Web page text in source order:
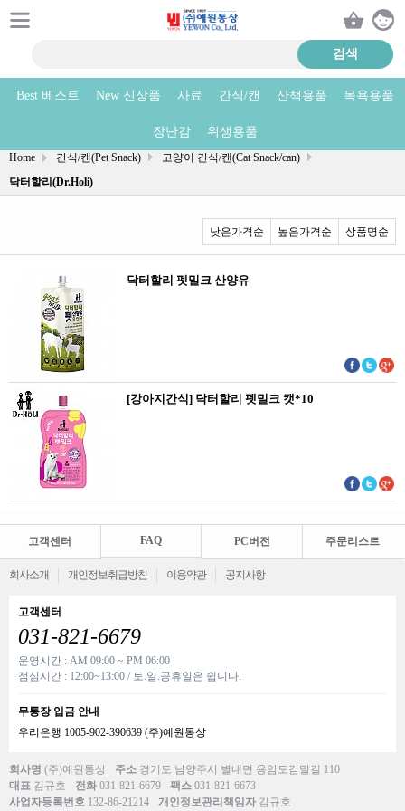
Best 베스트 New 신상품 사료 간식/캔 산책용품 목욕용품
장난감 위생용품
닥터할리(Dr.Holi) 상품리스트
Home 간식/캔(Pet Snack)
고양이 간식/캔(Cat Snack/can)
닥터할리(Dr.Holi)
낮은가격순 높은가격순 상품명순
닥터할리 펫밀크 산양유
[강아지간식] 닥터할리 펫밀크 캣*10
고객센터 FAQ PC버전 주문리스트
회사소개 개인정보취급방침 이용약관 공지사항
고객센터
031-821-6679
운영시간 : AM 09:00 ~ PM 06:00
점심시간 : 12:00~13:00 / 토.일.공휴일은 쉽니다.
무통장 입금 안내
우리은행 1005-902-390639 (주)예원통상
회사명 (주)예원통상 주소 경기도 남양주시 별내면 용암도감말길 110
대표 김규호 전화 031-821-6679 팩스 031-821-6673
사업자등록번호 132-86-21214 개인정보관리책임자 김규호